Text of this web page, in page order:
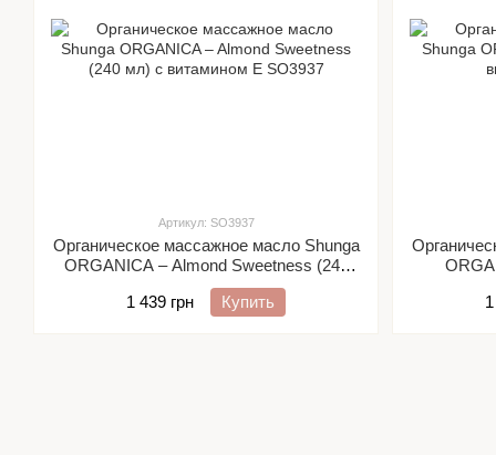
Артикул: SO3937
Органическое массажное масло Shunga
ORGANICA – Almond Sweetness (240
мл) с витамином Е
1 439 грн
Купить